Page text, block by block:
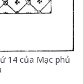
14 của Mạc phủ